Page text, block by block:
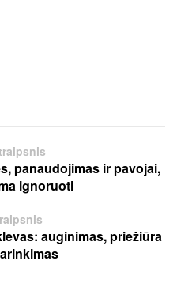
panaudojimas ir pavojai,
ignoruoti
auginimas, priežiūra